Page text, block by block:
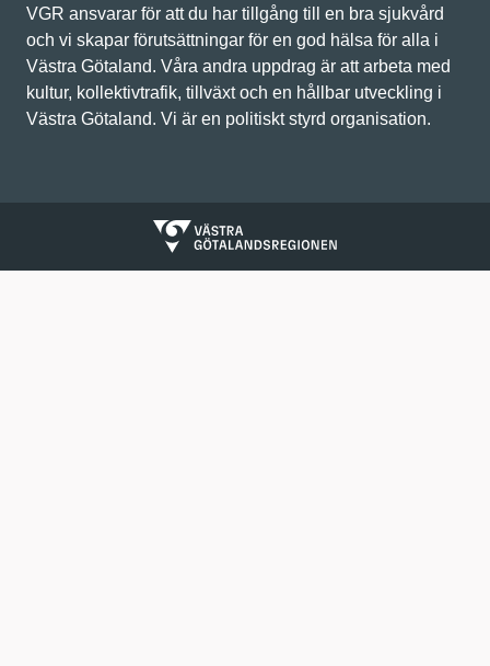
VGR ansvarar för att du har tillgång till en bra sjukvård
och vi skapar förutsättningar för en god hälsa för alla i
Västra Götaland. Våra andra uppdrag är att arbeta med
kultur, kollektivtrafik, tillväxt och en hållbar utveckling i
Västra Götaland. Vi är en politiskt styrd organisation.